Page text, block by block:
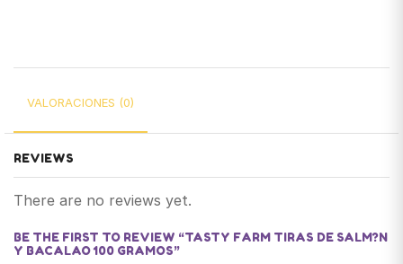
VALORACIONES (0)
REVIEWS
There are no reviews yet.
BE THE FIRST TO REVIEW “TASTY FARM TIRAS DE SALM?N
Y BACALAO 100 GRAMOS”